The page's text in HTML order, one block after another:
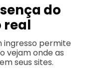
do
real
ingresso permite
vejam onde as
seus sites.